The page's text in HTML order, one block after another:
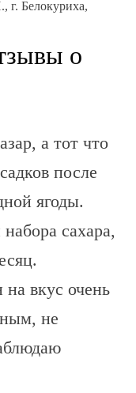
г. Белокуриха,
о
а тот что
после
ягоды.
сахара,
вкус очень
не